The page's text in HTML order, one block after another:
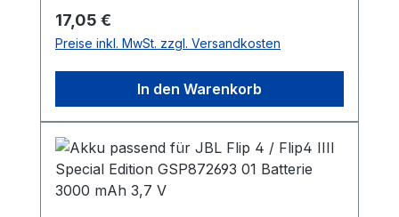
Polymer Der Akku ist passend für
folgende Modelle:- JBL Xtreme Original-
Bezeichnung des Akkus / Dieser Akku
ersetzt folgende Akkutypen:- JBL
GSP0931134
Regulärer Preis:
17,05 €
Preise inkl. MwSt. zzgl. Versandkosten
In den Warenkorb